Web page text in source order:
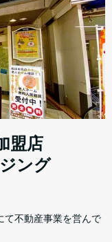
盟店
ング
て不動産事業を営んで